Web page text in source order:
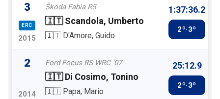
3
ERC
2015
Škoda Fabia R5
🇮🇹 Scandola, Umberto
🇮🇹 D'Amore, Guido
1:37:36.2
2º·3º
2
2014
Ford Focus RS WRC '07
🇮🇹 Di Cosimo, Tonino
🇮🇹 Papa, Mario
25:12.9
2º·3º